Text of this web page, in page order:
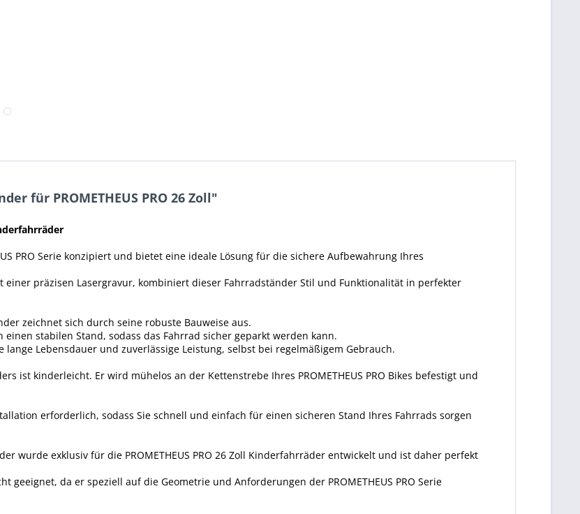
für PROMETHEUS PRO 26 Zoll"
PRO Serie konzipiert und bietet eine ideale Lösung für die sichere Aufbewahrung Ihres
präzisen Lasergravur, kombiniert dieser Fahrradständer Stil und Funktionalität in perfekter
zeichnet sich durch seine robuste Bauweise aus.
stabilen Stand, sodass das Fahrrad sicher geparkt werden kann.
Lebensdauer und zuverlässige Leistung, selbst bei regelmäßigem Gebrauch.
ist kinderleicht. Er wird mühelos an der Kettenstrebe Ihres PROMETHEUS PRO Bikes befestigt und
erforderlich, sodass Sie schnell und einfach für einen sicheren Stand Ihres Fahrrads sorgen
wurde exklusiv für die PROMETHEUS PRO 26 Zoll Kinderfahrräder entwickelt und ist daher perfekt
da er speziell auf die Geometrie und Anforderungen der PROMETHEUS PRO Serie